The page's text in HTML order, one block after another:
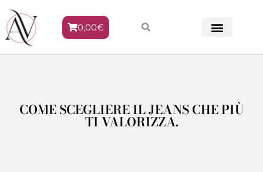
0,00€
COME SCEGLIERE IL JEANS CHE PIÙ
TI VALORIZZA.